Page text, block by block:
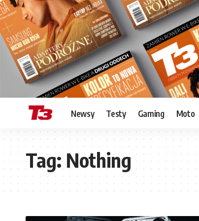
Newsy Testy Gaming Moto
Tag:Nothing